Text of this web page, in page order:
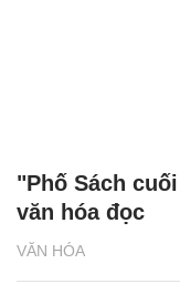
VĂN HÓA
"Phố Sách
văn hóa đọc